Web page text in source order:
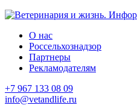
О нас
Россельхознадзор
Партнеры
Рекламодателям
+7 967 133 08 09
info@vetandlife.ru